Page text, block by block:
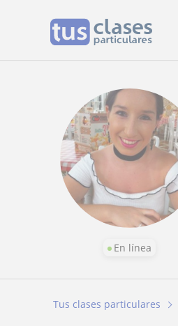
En línea
Tus clases particulares